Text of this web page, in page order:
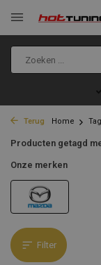
Terug Home
Producten getagd
Onze merken
Filter